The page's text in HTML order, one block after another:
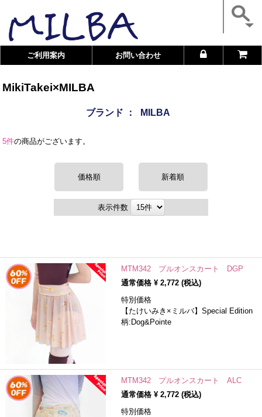
ご利用案内 お問い合わせ
MikiTakei×MILBA
ブランド ： MILBA
5件の商品がございます。
価格順 新着順
表示件数
MTM342 プルオンスカート DGP
通常価格 ¥ 2,772(税込)
特別価格
【たけいみき×ミルバ】Special Edition
柄:Dog&Pointe
MTM342 プルオンスカート ALC
通常価格 ¥ 2,772(税込)
特別価格